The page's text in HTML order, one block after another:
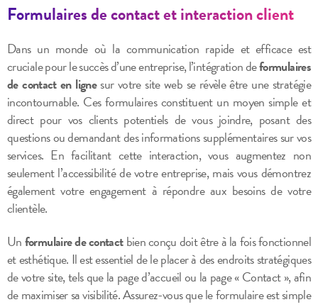
Formulaires de contact et interaction client
Dans un monde où la communication rapide et efficace est
cruciale pour le succès d’une entreprise, l’intégration deformulaires
de contact en lignesur votre site web se révèle être une stratégie
incontournable. Ces formulaires constituent un moyen simple et
direct pour vos clients potentiels de vous joindre, posant des
questions ou demandant des informations supplémentaires sur vos
services. En facilitant cette interaction, vous augmentez non
seulement l’accessibilité de votre entreprise, mais vous démontrez
également votre engagement à répondre aux besoins de votre
clientèle.
Unformulaire de contactbien conçu doit être à la fois fonctionnel
et esthétique. Il est essentiel de le placer à des endroits stratégiques
de votre site, tels que la page d’accueil ou la page « Contact », afin
de maximiser sa visibilité. Assurez-vous que le formulaire est simple